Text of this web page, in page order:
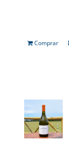
Comprar